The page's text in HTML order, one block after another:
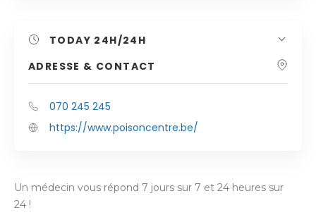
TODAY 24H/24H
ADRESSE & CONTACT
070 245 245
https://www.poisoncentre.be/
Un médecin vous répond 7 jours sur 7 et 24 heures sur
24 !